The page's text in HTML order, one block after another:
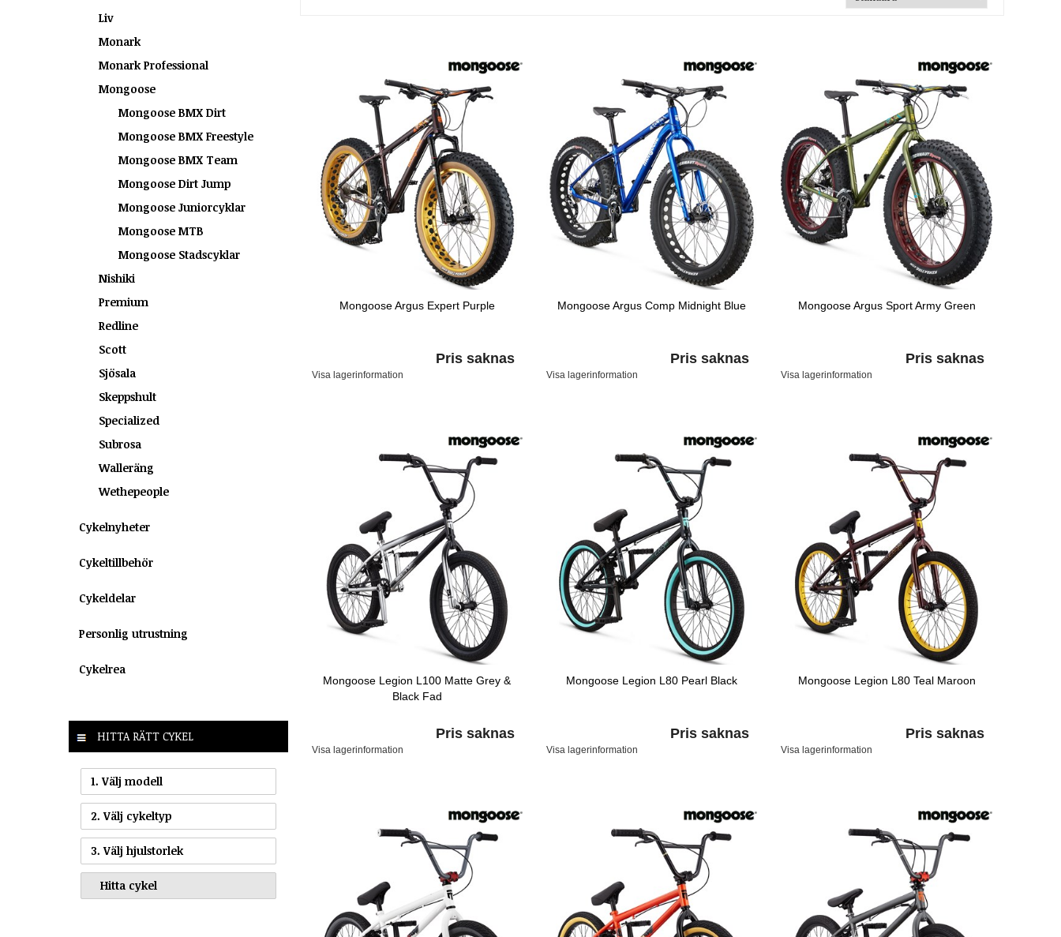
Liv
Monark
Monark Professional
Mongoose
Mongoose BMX Dirt
Mongoose BMX Freestyle
Mongoose BMX Team
Mongoose Dirt Jump
Mongoose Juniorcyklar
Mongoose MTB
Mongoose Stadscyklar
Nishiki
Premium
Redline
Scott
Sjösala
Skeppshult
Specialized
Subrosa
Walleräng
Wethepeople
Cykelnyheter
Cykeltillbehör
Cykeldelar
Personlig utrustning
Cykelrea
HITTA RÄTT CYKEL
1. Välj modell
2. Välj cykeltyp
3. Välj hjulstorlek
Mongoose Argus Expert Purple
Pris saknas
Visa lagerinformation
Mongoose Argus Comp Midnight Blue
Pris saknas
Visa lagerinformation
Mongoose Argus Sport Army Green
Pris saknas
Visa lagerinformation
Mongoose Legion L100 Matte Grey &
Black Fad
Pris saknas
Visa lagerinformation
Mongoose Legion L80 Pearl Black
Pris saknas
Visa lagerinformation
Mongoose Legion L80 Teal Maroon
Pris saknas
Visa lagerinformation